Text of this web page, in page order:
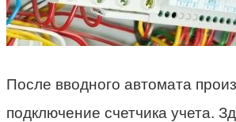
После вводного автомата
подключение счетчика учета.